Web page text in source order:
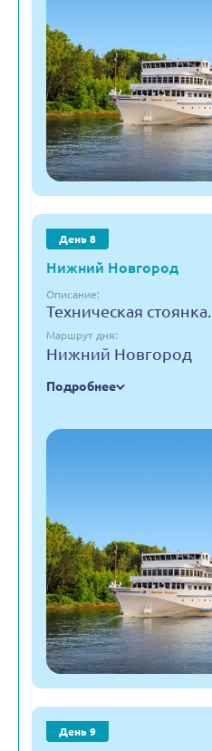
День 8
Нижний Новгород
Описание:
Техническая стоянка.
Маршрут дня:
Нижний Новгород
Подробнее
День 9